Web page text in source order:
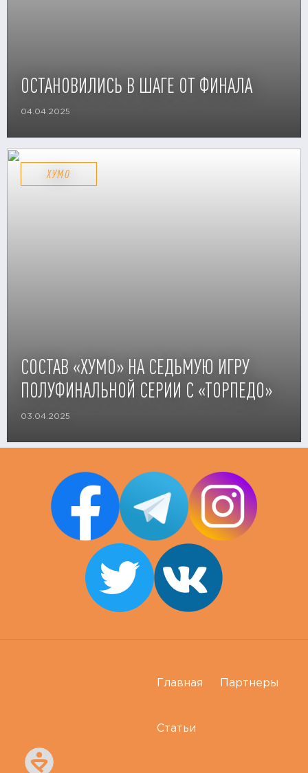
ОСТАНОВИЛИСЬ В ШАГЕ ОТ ФИНАЛА
04.04.2025
ХУМО
СОСТАВ «ХУМО» НА СЕДЬМУЮ ИГРУ
ПОЛУФИНАЛЬНОЙ СЕРИИ С «ТОРПЕДО»
03.04.2025
Главная Партнеры
Статьи